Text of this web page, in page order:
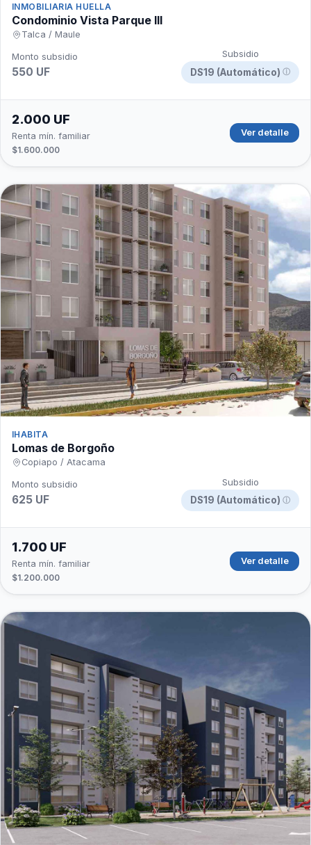
INMOBILIARIA HUELLA
Condominio Vista Parque III
Talca / Maule
Monto subsidio
550 UF
Subsidio
DS19 (Automático) ⓘ
2.000 UF
Renta mín. familiar
$1.600.000
Ver detalle
IHABITA
Lomas de Borgoño
Copiapo / Atacama
Monto subsidio
625 UF
Subsidio
DS19 (Automático) ⓘ
1.700 UF
Renta mín. familiar
$1.200.000
Ver detalle